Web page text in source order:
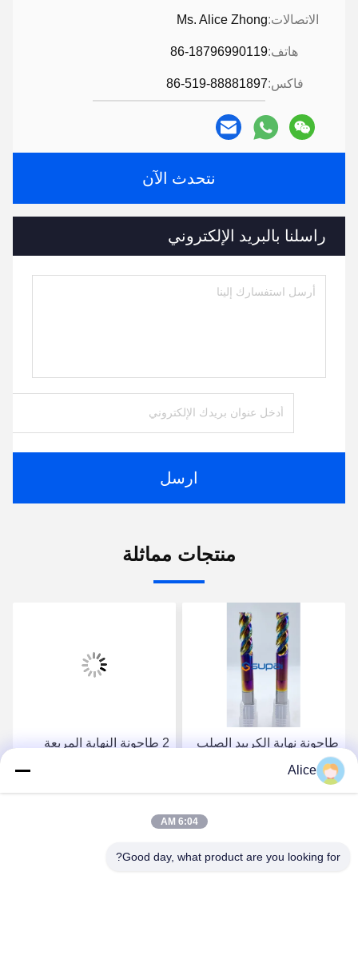
الاتصالات:Ms. Alice Zhong
هاتف:86-18796990119
فاكس:86-519-88881897
نتحدث الآن
راسلنا بالبريد الإلكتروني
ارسل
منتجات مماثلة
طاحونة نهاية الكربيد الصلب
التنغستنية مع قطر الدرج
المتغير واتجاه القطع
احصل على أفضل سعر
2 طاحونة النهاية المربعة
Alice
6:04 AM
Good day, what product are you looking for?